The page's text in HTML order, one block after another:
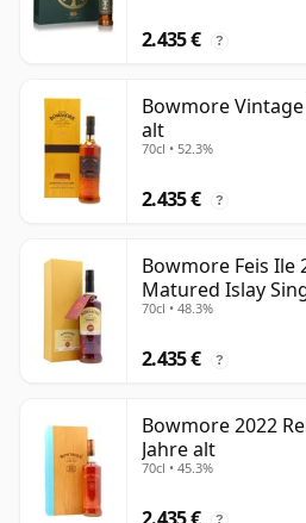
2.435 € ?
Bowmore
alt
70cl • 52.3%
2.435 € ?
Bowmore Feis Ile
Matured Islay
alt
70cl • 48.3%
2.435 € ?
Bowmore 2022
Jahre alt
70cl • 45.3%
?